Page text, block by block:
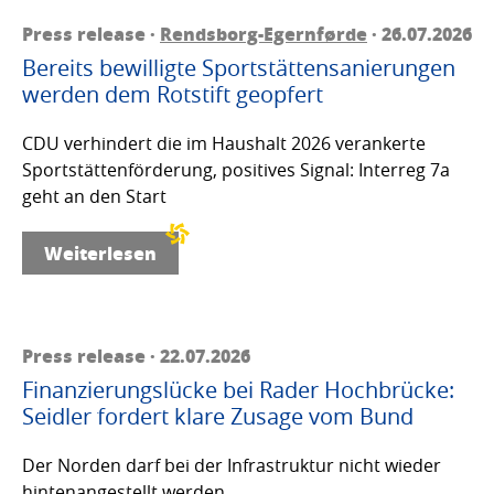
Press release · Rendsborg-Egernførde· 26.07.2026
Bereits bewilligte Sportstättensanierungen
werden dem Rotstift geopfert
CDU verhindert die im Haushalt 2026 verankerte
Sportstättenförderung, positives Signal: Interreg 7a
geht an den Start
Weiterlesen
Press release · 22.07.2026
Finanzierungslücke bei Rader Hochbrücke:
Seidler fordert klare Zusage vom Bund
Der Norden darf bei der Infrastruktur nicht wieder